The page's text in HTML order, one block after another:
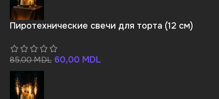
Пиротехнические свечи для торта (12 см)
85,00MDL 60,00 MDL